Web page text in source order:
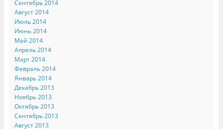
Сентябрь 2014
Август 2014
Июль 2014
Июнь 2014
Май 2014
Апрель 2014
Март 2014
Февраль 2014
Январь 2014
Декабрь 2013
Ноябрь 2013
Октябрь 2013
Сентябрь 2013
Август 2013